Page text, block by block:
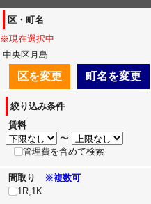
区・町名
※現在選択中
中央区月島
区を変更 町名を変更
絞り込み条件
賃料
〜
管理費を含めて検索
間取り
※複数可
1R,1K